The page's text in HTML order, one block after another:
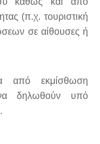
(π.χ. τουριστική
σε αίθουσες ή
από εκμίσθωση
να δηλωθούν υπό